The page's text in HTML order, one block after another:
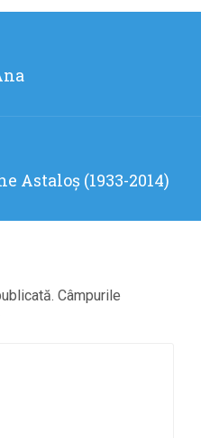
Astaloş (1933-2014)
Câmpurile